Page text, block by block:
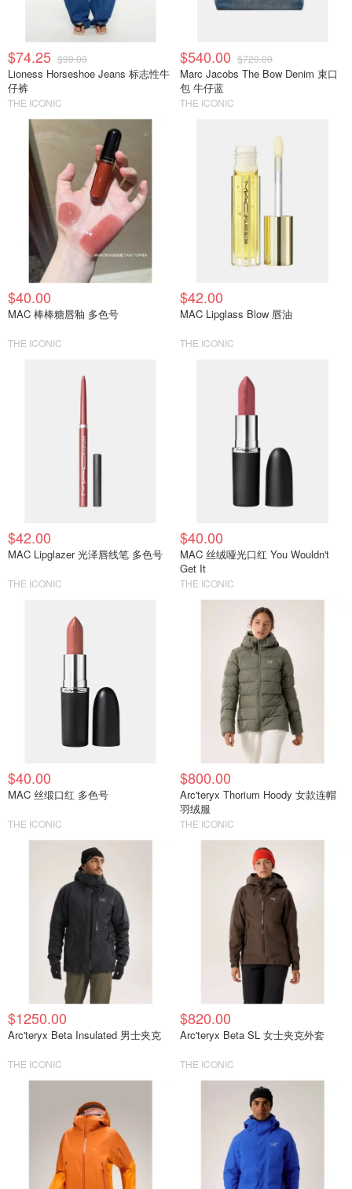
$74.25 $99.00
Lioness Horseshoe Jeans 标志性牛
仔裤
THE ICONIC
$540.00 $720.00
Marc Jacobs The Bow Denim 束口
包 牛仔蓝
THE ICONIC
$40.00
MAC 棒棒糖唇釉 多色号
THE ICONIC
$42.00
MAC Lipglass Blow 唇油
THE ICONIC
$42.00
MAC Lipglazer 光泽唇线笔 多色号
THE ICONIC
$40.00
MAC 丝绒哑光口红 You Wouldn't
Get It
THE ICONIC
$40.00
MAC 丝缎口红 多色号
THE ICONIC
$800.00
Arc'teryx Thorium Hoody 女款连帽
羽绒服
THE ICONIC
$1250.00
Arc'teryx Beta Insulated 男士夹克
THE ICONIC
$820.00
Arc'teryx Beta SL 女士夹克外套
THE ICONIC